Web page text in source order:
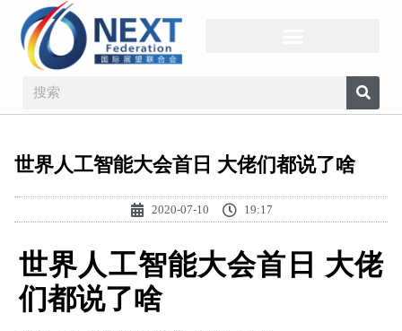
世界人工智能大会首日 大佬们都说了啥
2020-07-10 19:17
世界人工智能大会首日 大佬
们都说了啥